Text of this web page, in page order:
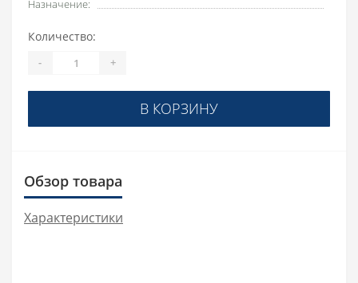
Назначение:
Количество:
- +
В КОРЗИНУ
Обзор товара
Характеристики